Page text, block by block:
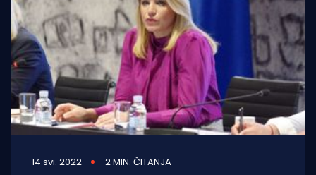
14 svi. 2022 2 MIN. ČITANJA